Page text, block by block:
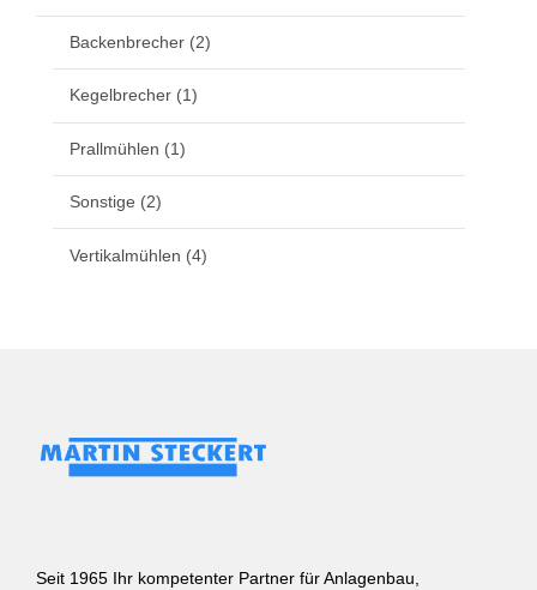
Backenbrecher (2)
Kegelbrecher (1)
Prallmühlen (1)
Sonstige (2)
Vertikalmühlen (4)
Seit 1965 Ihr kompetenter Partner für Anlagenbau,